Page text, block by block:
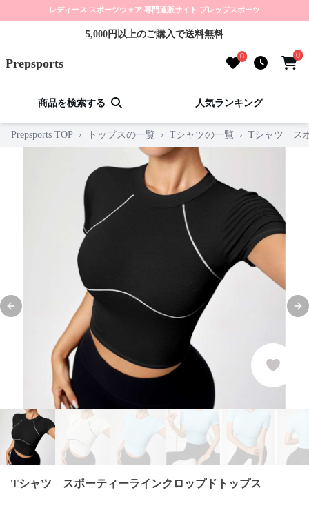
レディース スポーツウェア 専門通販サイト プレップスポーツ
5,000円以上のご購入で送料無料
Prepsports 0 0
商品を検索する 人気ランキング
Prepsports TOP › トップスの一覧 › Tシャツの一覧 › Tシャツ ス
Previous slide
Tシャツ スポーティーラインクロップドトップス